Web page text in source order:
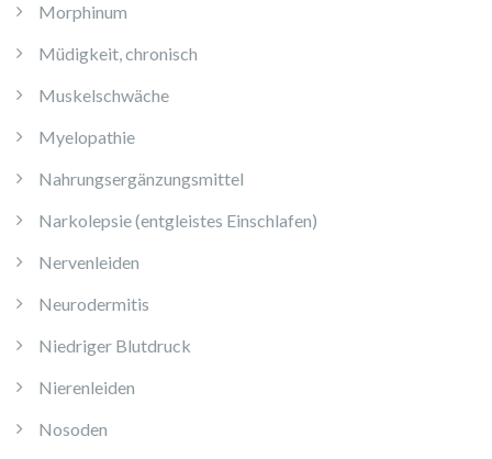
Morphinum
Müdigkeit, chronisch
Muskelschwäche
Myelopathie
Nahrungsergänzungsmittel
Narkolepsie (entgleistes Einschlafen)
Nervenleiden
Neurodermitis
Niedriger Blutdruck
Nierenleiden
Nosoden